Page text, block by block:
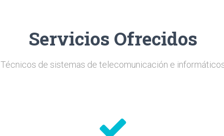
Servicios Ofrecidos
Técnicos de sistemas de telecomunicación e